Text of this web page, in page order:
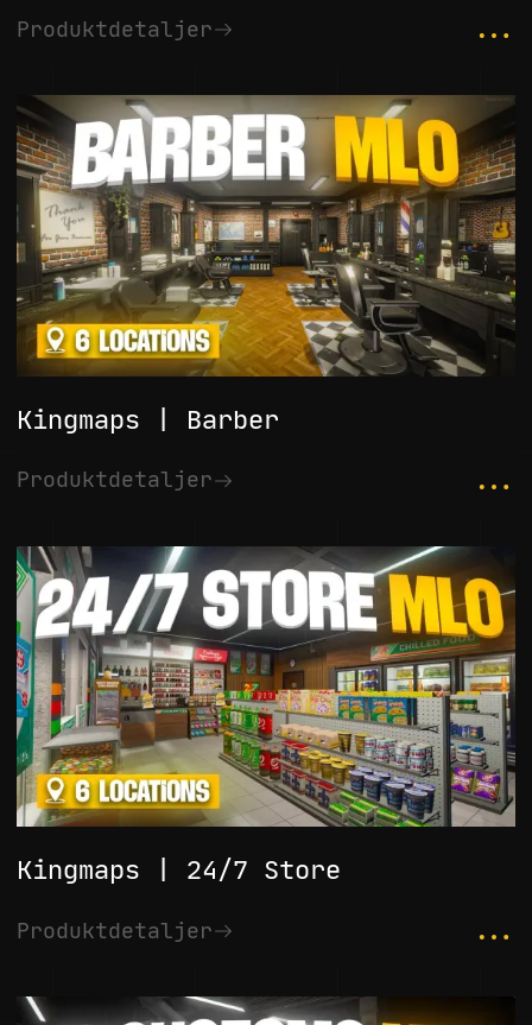
Produktdetaljer ...
Kingmaps | Barber
Produktdetaljer ...
Kingmaps | 24/7 Store
Produktdetaljer ...